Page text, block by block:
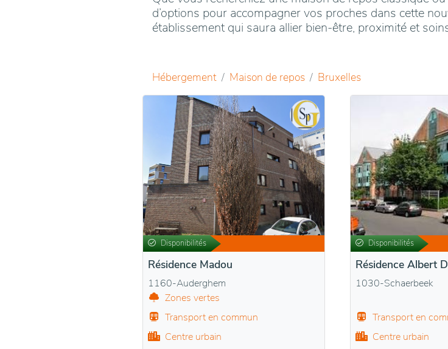
d’options pour accompagner vos proches dans cette
établissement qui saura allier bien-être, proximité et
Hébergement Maison de repos Bruxelles
Disponibilités
Résidence Madou
1160-Auderghem
Zones vertes
Transport en commun
Centre urbain
Disponibilités
Résidence Albert
1030-Schaerbeek
Transport en
Centre urbain